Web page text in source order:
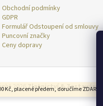
Kč, placené předem, doručíme ZDARMA.
Obchodní podmínky
GDPR
Formulář Odstoupení od smlouvy
Puncovní značky
Ceny dopravy
2026Zlatnictví & Zastavárna